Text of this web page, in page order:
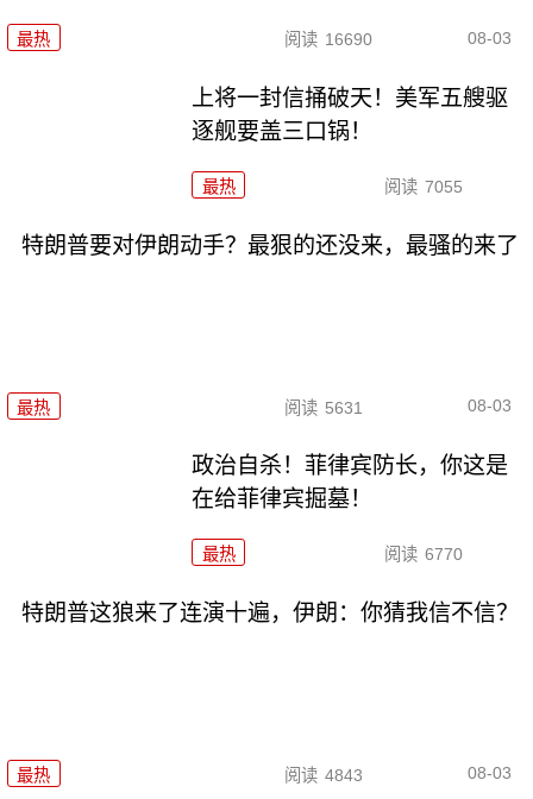
最热 阅读 16690 08-03
上将一封信捅破天！美军五艘驱
逐舰要盖三口锅！
最热 阅读 7055
特朗普要对伊朗动手？最狠的还没来，最骚的来了
最热 阅读 5631 08-03
政治自杀！菲律宾防长，你这是
在给菲律宾掘墓！
最热 阅读 6770
特朗普这狼来了连演十遍，伊朗：你猜我信不信？
最热 阅读 4843 08-03